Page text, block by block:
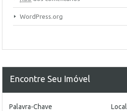
WordPress.org
Encontre Seu Imóvel
Palavra-Chave Local